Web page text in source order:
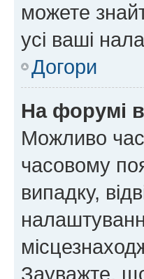
можете
усі ваші
Догори
На форумі
Можливо
часовому
випадку,
Зауважте,